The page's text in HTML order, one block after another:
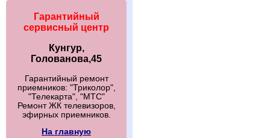
Гарантийный
сервисный центр
Кунгур,
Голованова,45
Гарантийный ремонт
приемников: "Триколор",
"Телекарта", "МТС"
Ремонт ЖК телевизоров,
эфирных приемников.
На главную